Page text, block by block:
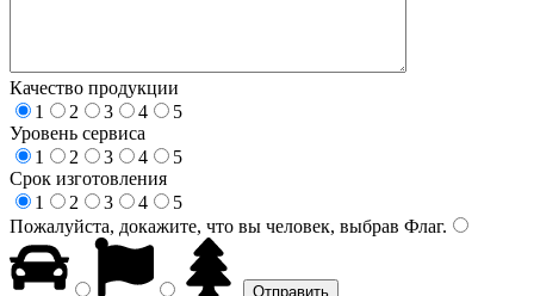
Качество продукции
1
2 3 4
5
Уровень сервиса
1
2 3 4
5
Срок изготовления
1
2 3 4
5
Пожалуйста, докажите, что вы человек, выбрав Флаг.